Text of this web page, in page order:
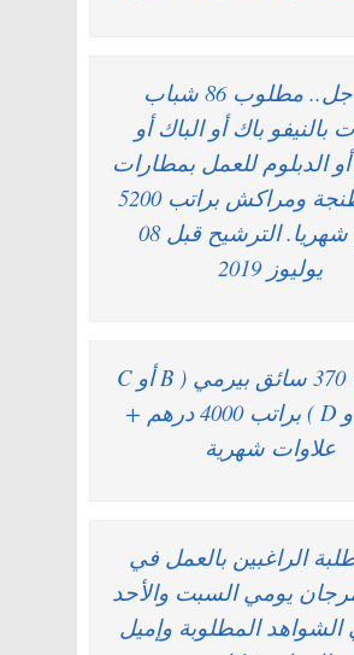
عــــاجل.. مطلوب 86 شباب
بالنيفو باك أو الباك أو
الدبلوم للعمل بمطارات
فاس، طنجة ومراكش براتب 5200
درهم شهريا. الترشيح قبل 08
يوليوز 2019
مطلوب 370 سائق بيرمي ( B أو C
أو EC أو D ) براتب 4000 درهم +
علاوات شهرية
الراغبين بالعمل في
يومي السبت والأحد
المطلوبة وإميل